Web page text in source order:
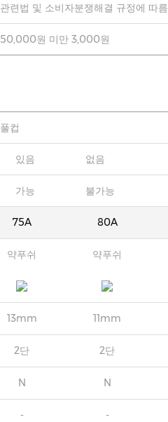
관련법 및 소비자분쟁해결 규정에 따름
50,000원 미만 3,000원
풀컵
있음 없음
가능 불가능
75A 80A
약푸쉬 약푸쉬
13mm 11mm
2단 2단
N N
- -